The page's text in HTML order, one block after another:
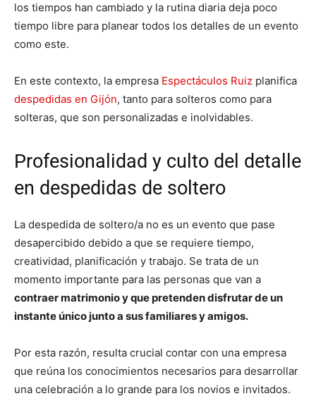
los tiempos han cambiado y la rutina diaria deja poco
tiempo libre para planear todos los detalles de un evento
como este.
En este contexto, la empresa Espectáculos Ruiz planifica
despedidas en Gijón, tanto para solteros como para
solteras, que son personalizadas e inolvidables.
Profesionalidad y culto del detalle
en despedidas de soltero
La despedida de soltero/a no es un evento que pase
desapercibido debido a que se requiere tiempo,
creatividad, planificación y trabajo. Se trata de un
momento importante para las personas que van a
contraer matrimonio y que pretenden disfrutar de un
instante único junto a sus familiares y amigos.
Por esta razón, resulta crucial contar con una empresa
que reúna los conocimientos necesarios para desarrollar
una celebración a lo grande para los novios e invitados.